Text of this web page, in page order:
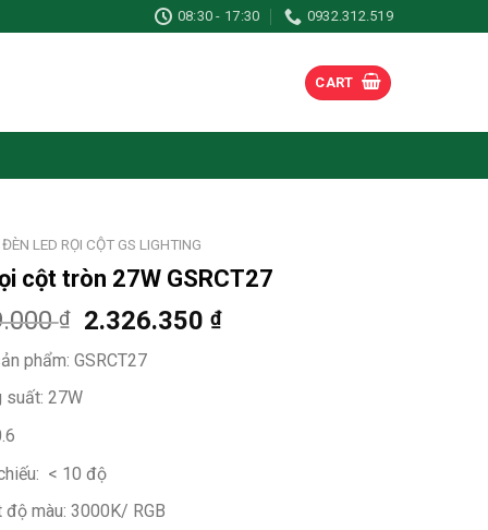
08:30 - 17:30 0932.312.519
CART
ĐÈN LED RỌI CỘT GS LIGHTING
cột tròn 27W GSRCT27
₫ 2.326.350 ₫
phẩm: GSRCT27
suất: 27W
< 10 độ
độ màu: 3000K/ RGB